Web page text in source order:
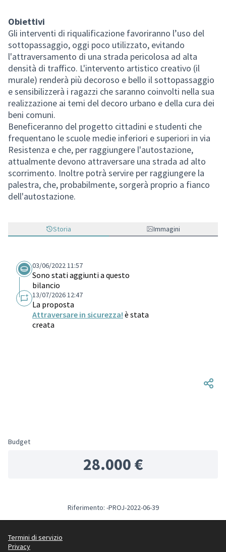
Obiettivi
Gli interventi di riqualificazione favoriranno l’uso del
sottopassaggio, oggi poco utilizzato, evitando
l'attraversamento di una strada pericolosa ad alta
densità di traffico. L'intervento artistico creativo (il
murale) renderà più decoroso e bello il sottopassaggio
e sensibilizzerà i ragazzi che saranno coinvolti nella sua
realizzazione ai temi del decoro urbano e della cura dei
beni comuni.
Beneficeranno del progetto cittadini e studenti che
frequentano le scuole medie inferiori e superiori in via
Resistenza e che, per raggiungere l'autostazione,
attualmente devono attraversare una strada ad alto
scorrimento. Inoltre potrà servire per raggiungere la
palestra, che, probabilmente, sorgerà proprio a fianco
dell'autostazione.
Storia Immagini
03/06/2022 11:57
Sono stati aggiunti a questo
bilancio
13/07/2026 12:47
La proposta
Attraversare in sicurezza! è stata
creata
Budget
28.000 €
Riferimento: -PROJ-2022-06-39
Termini di servizio
Privacy